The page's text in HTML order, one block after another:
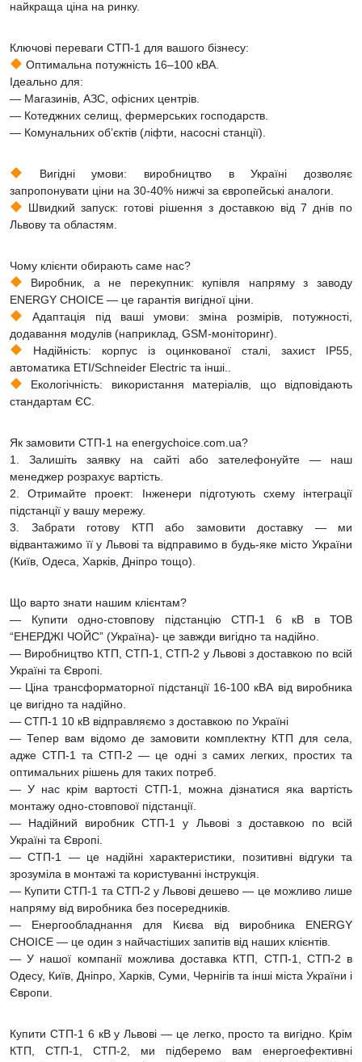
найкраща ціна на ринку.
Ключові переваги СТП-1 для вашого бізнесу:
Оптимальна потужність 16–100 кВА.
Ідеально для:
— Магазинів, АЗС, офісних центрів.
— Котеджних селищ, фермерських господарств.
— Комунальних об’єктів (ліфти, насосні станції).
Вигідні умови: виробництво в Україні дозволяє
запропонувати ціни на 30-40% нижчі за європейські аналоги.
Швидкий запуск: готові рішення з доставкою від 7 днів по
Львову та областям.
Чому клієнти обирають саме нас?
Виробник, а не перекупник: купівля напряму з заводу
ENERGY CHOICE — це гарантія вигідної ціни.
Адаптація під ваші умови: зміна розмірів, потужності,
додавання модулів (наприклад, GSM-моніторинг).
Надійність: корпус із оцинкованої сталі, захист IP55,
автоматика ETI/Schneider Electric та інші..
Екологічність: використання матеріалів, що відповідають
стандартам ЄС.
Як замовити СТП-1 на energychoice.com.ua?
1. Залишіть заявку на сайті або зателефонуйте — наш
менеджер розрахує вартість.
2. Отримайте проект: Інженери підготують схему інтеграції
підстанції у вашу мережу.
3. Забрати готову КТП або замовити доставку — ми
відвантажимо її у Львові та відправимо в будь-яке місто України
(Київ, Одеса, Харків, Дніпро тощо).
Що варто знати нашим клієнтам?
— Купити одно-стовпову підстанцію СТП-1 6 кВ в ТОВ
“ЕНЕРДЖІ ЧОЙС” (Україна)- це завжди вигідно та надійно.
— Виробництво КТП, СТП-1, СТП-2 у Львові з доставкою по всій
Україні та Європі.
— Ціна трансформаторної підстанції 16-100 кВА від виробника
це вигідно та надійно.
— СТП-1 10 кВ відправляємо з доставкою по Україні
— Тепер вам відомо де замовити комплектну КТП для села,
адже СТП-1 та СТП-2 — це одні з самих легких, простих та
оптимальних рішень для таких потреб.
— У нас крім вартості СТП-1, можна дізнатися яка вартість
монтажу одно-стовпової підстанції.
— Надійний виробник СТП-1 у Львові з доставкою по всій
Україні та Європі.
— СТП-1 — це надійні характеристики, позитивні відгуки та
зрозуміла в монтажі та користуванні інструкція.
— Купити СТП-1 та СТП-2 у Львові дешево — це можливо лише
напряму від виробника без посередників.
— Енергообладнання для Києва від виробника ENERGY
CHOICE — це один з найчастіших запитів від наших клієнтів.
— У нашої компанії можлива доставка КТП, СТП-1, СТП-2 в
Одесу, Київ, Дніпро, Харків, Суми, Чернігів та інші міста України і
Європи.
Купити СТП-1 6 кВ у Львові — це легко, просто та вигідно. Крім
КТП, СТП-1, СТП-2, ми підберемо вам енергоефективні